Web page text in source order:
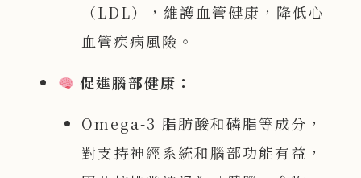
（LDL），維護血管健康，降低心
血管疾病風險。
促進腦部健康：
Omega-3 脂肪酸和磷脂等成分，
對支持神經系統和腦部功能有益，